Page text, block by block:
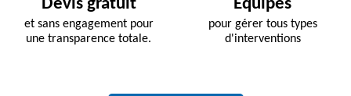
Devis gratuit
et sans engagement pour
une transparence totale.
Équipés
pour gérer tous types
d'interventions